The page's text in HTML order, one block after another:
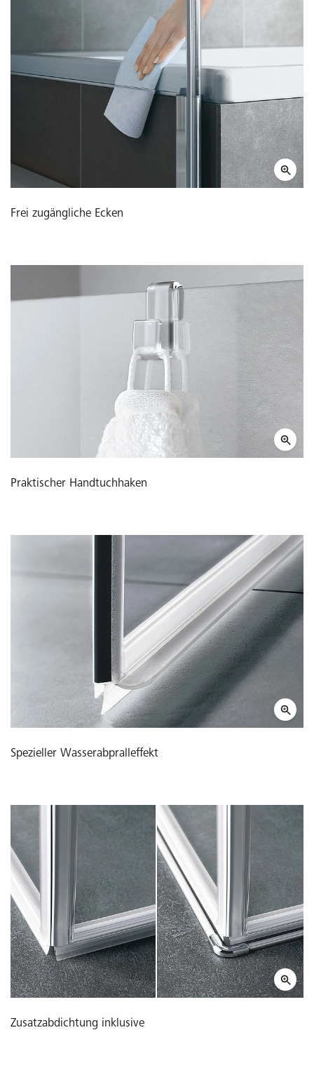
Frei zugängliche Ecken
Praktischer Handtuchhaken
Spezieller Wasserabpralleffekt
Zusatzabdichtung inklusive